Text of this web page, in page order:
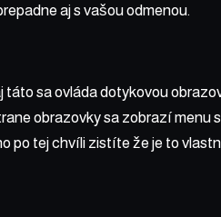
aj s vašou odmenou.
táto sa ovláda dotykovou
obrazovky sa zobrazí
po tej chvíli zistíte že je to